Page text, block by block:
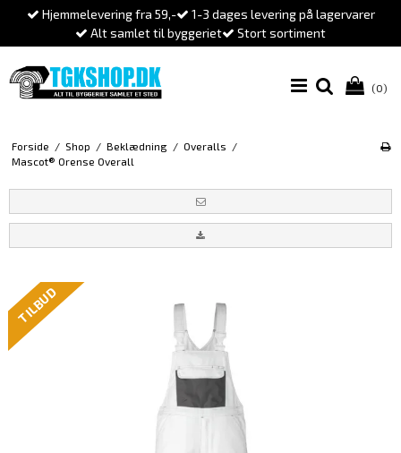
Hjemmelevering fra 59,-
1-3 dages levering på lagervarer
Alt samlet til byggeriet
Stort sortiment
(0)
Forside / Shop / Beklædning / Overalls /
Mascot® Orense Overall
TILBUD